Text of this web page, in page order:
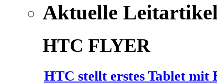
Aktuelle
HTC FLYER
HTC stellt erstes Tablet mit